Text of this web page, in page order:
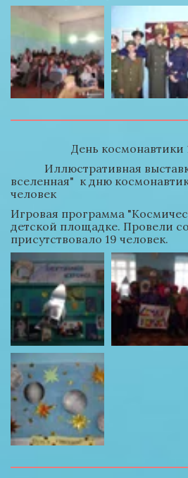
День космонавтики
вселенная"  к дню
человек
Игровая программа
детской площадке. Провели
присутствовало 19 человек.